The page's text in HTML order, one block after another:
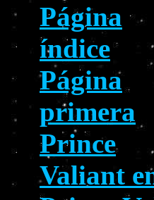
Página
índice
Página
primera
Prince
Valiant